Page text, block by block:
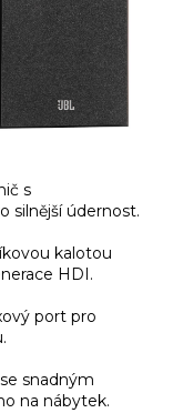
s
silnější údernost.
kalotou
HDI.
port pro
snadným
na nábytek.